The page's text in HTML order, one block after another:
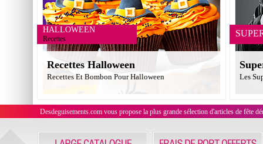
HALLOWEEN
Recettes
Recettes Halloween
Recettes Et Bombon Pour Halloween Les
Desdeguisements.com vous propose la plus grande sélection d'articles de fête